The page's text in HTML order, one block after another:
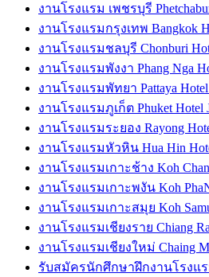
งานโรงแรม เพชรบุรี
งานโรงแรมกรุงเทพ Bangkok
งานโรงแรมชลบุรี Chonburi
งานโรงแรมพังงา Phang Nga
งานโรงแรมพัทยา Pattaya Hotel
งานโรงแรมภูเก็ต Phuket Hotel
งานโรงแรมระยอง Rayong
งานโรงแรมหัวหิน Hua Hin
งานโรงแรมเกาะช้าง Koh
งานโรงแรมเกาะพงัน Koh
งานโรงแรมเกาะสมุย Koh
งานโรงแรมเชียงราย Chiang
งานโรงแรมเชียงใหม่ Chaing
รับสมัครนักศึกษาฝึกงานโรงแรม